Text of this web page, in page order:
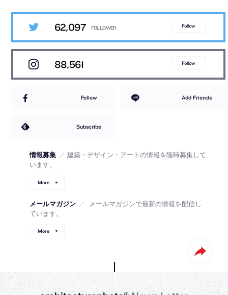
62,097 Follow
88,561 Follow
Follow Add Friends
Subscribe
情報募集 ／ 建築・デザイン・アートの情報を随時募集して
います。
More
メールマガジン ／
メールマガジンで最新の情報を配信し
ています。
More